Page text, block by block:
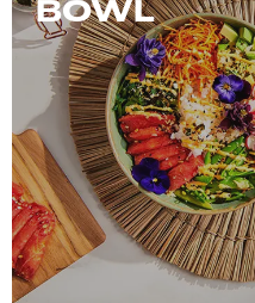
BOWL